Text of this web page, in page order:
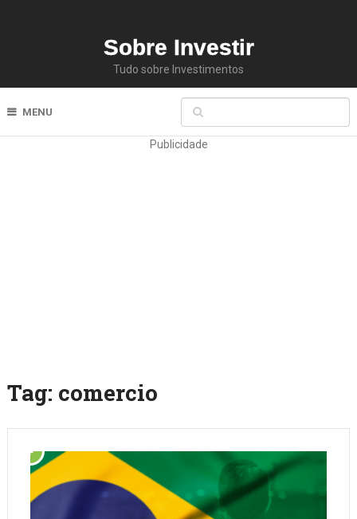
Sobre Investir
Tudo sobre Investimentos
MENU
Publicidade
Tag: comercio